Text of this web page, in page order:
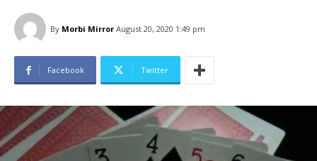
By Morbi Mirror August 20, 2020 1:49 pm
Facebook Twitter